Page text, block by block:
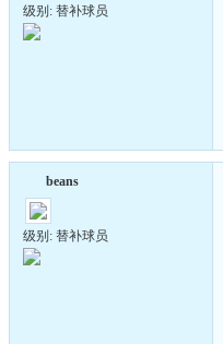
级别: 替补球员
beans
级别: 替补球员